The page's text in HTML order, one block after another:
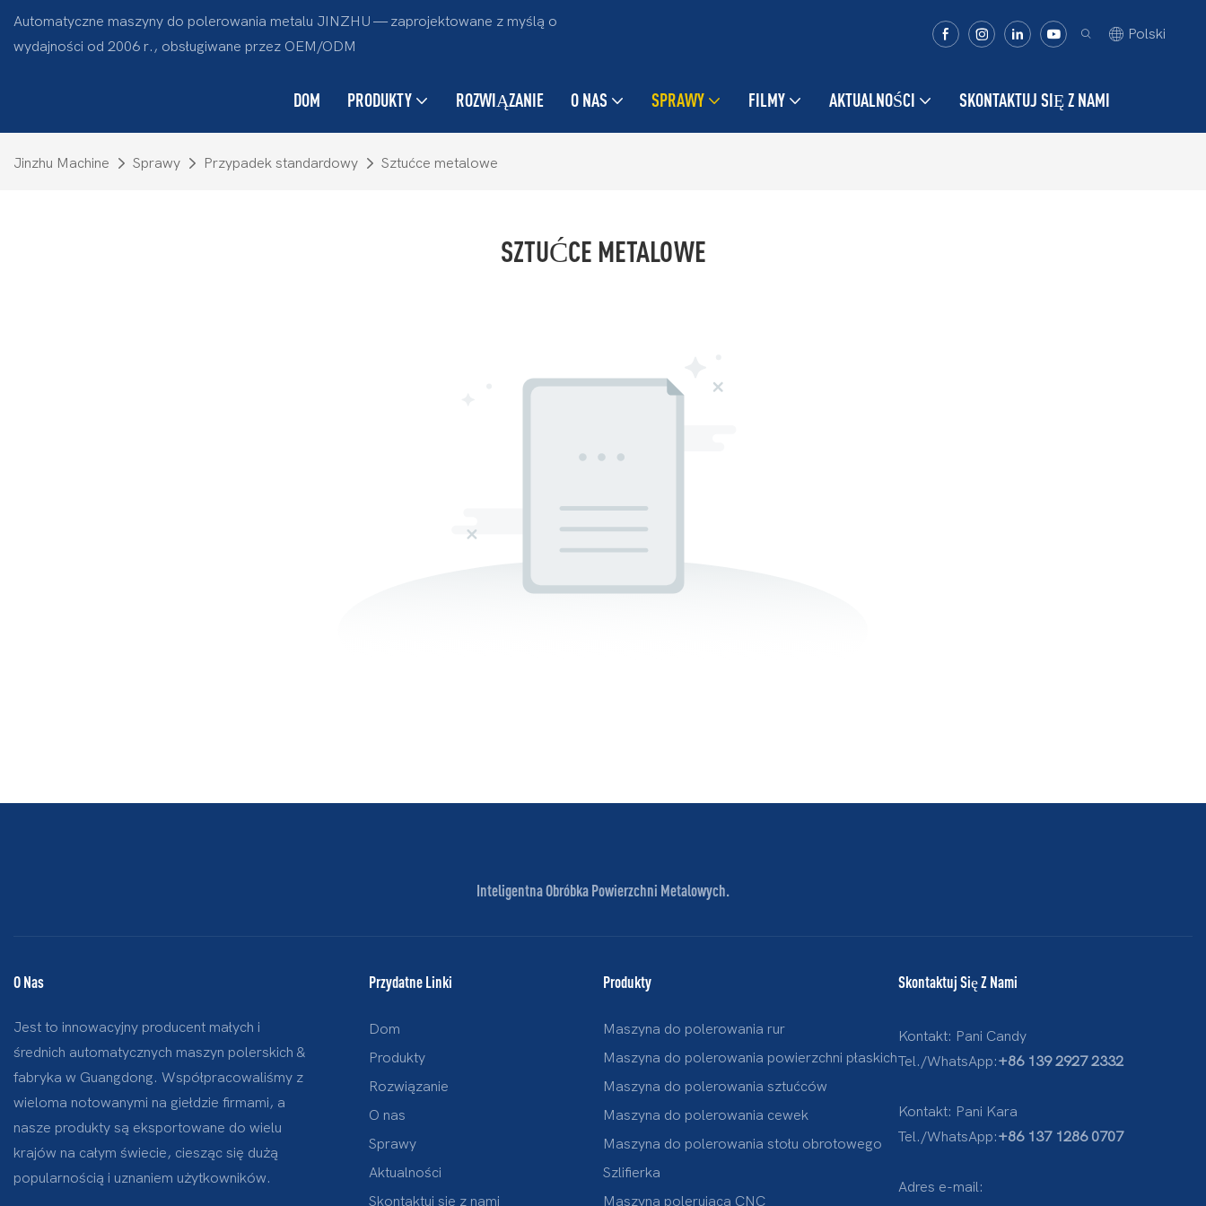
Automatyczne maszyny do polerowania metalu JINZHU — zaprojektowane z myślą o
wydajności od 2006 r., obsługiwane przez OEM/ODM
Polski
DOM PRODUKTY ROZWIĄZANIE O NAS SPRAWY FILMY AKTUALNOŚCI SKONTAKTUJ SIĘ Z NAMI
Jinzhu Machine Sprawy Przypadek standardowy Sztućce metalowe
SZTUĆCE METALOWE
Inteligentna Obróbka Powierzchni Metalowych.
O Nas
Jest to innowacyjny producent małych i
średnich automatycznych maszyn polerskich &
fabryka w Guangdong. Współpracowaliśmy z
wieloma notowanymi na giełdzie firmami, a
nasze produkty są eksportowane do wielu
krajów na całym świecie, ciesząc się dużą
popularnością i uznaniem użytkowników.
Przydatne Linki
Dom
Produkty
Rozwiązanie
O nas
Sprawy
Aktualności
Skontaktuj się z nami
Produkty
Maszyna do polerowania rur
Maszyna do polerowania powierzchni płaskich
Maszyna do polerowania sztućców
Maszyna do polerowania cewek
Maszyna do polerowania stołu obrotowego
Szlifierka
Maszyna polerująca CNC
Skontaktuj Się Z Nami
Kontakt: Pani Candy
Tel./WhatsApp:+86 139 2927 2332
Kontakt: Pani Kara
Tel./WhatsApp:+86 137 1286 0707
Adres e-mail: